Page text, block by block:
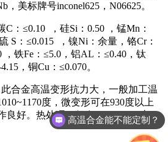
，美标牌号inconel625，N06625。
C：≤0.10 ，硅Si：0.50 ，锰Mn：
S：≤0.015 ，镍Ni：余量，铬Cr：
，铁Fe：≤5.0，铝AL：≤0.40，钛
，铜Cu：≤0.070。
合金高温变形抗力大，一般加工温
度，微变形可在930度以上
良好。热处理一般在1093~1204度。
高温合金能不能定制？